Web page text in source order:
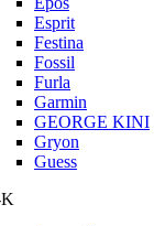
Esprit
Festina
Fossil
Furla
Garmin
GEORGE KINI
Gryon
Guess